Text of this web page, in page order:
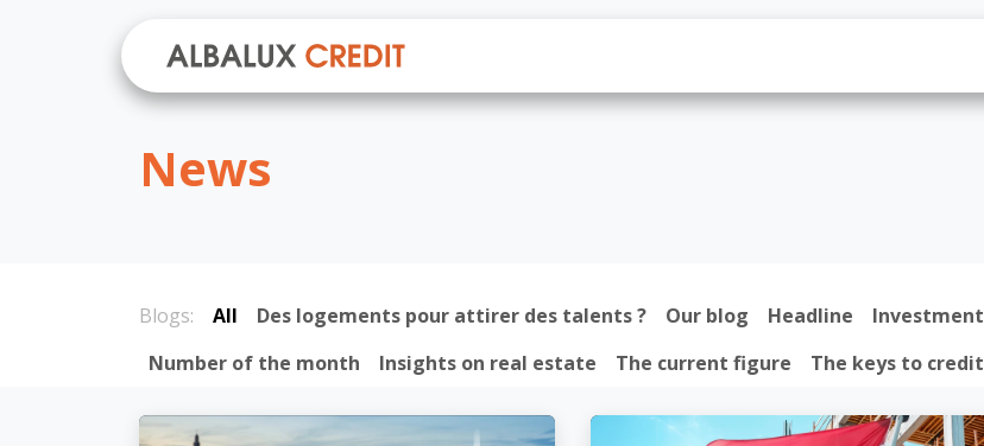
News
Blogs: All Des logements pour attirer des talents ? Our blog Headline Investment
Number of the month
Insights on real estate The current figure The keys to credit